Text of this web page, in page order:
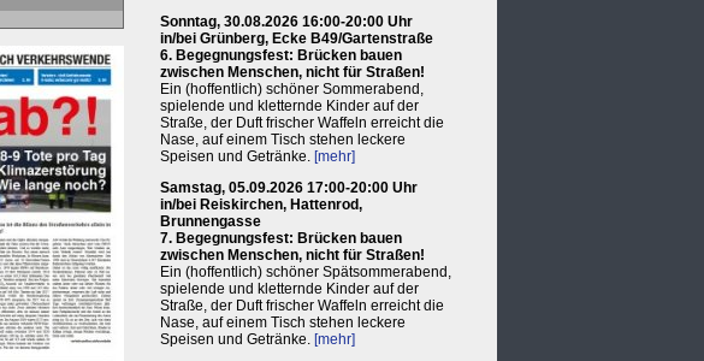
Sonntag, 30.08.2026 16:00-20:00 Uhr
in/bei Grünberg, Ecke B49/Gartenstraße
6. Begegnungsfest: Brücken bauen
zwischen Menschen, nicht für Straßen!
Ein (hoffentlich) schöner Sommerabend,
spielende und kletternde Kinder auf der
Straße, der Duft frischer Waffeln erreicht die
Nase, auf einem Tisch stehen leckere
Speisen und Getränke. [mehr]
Samstag, 05.09.2026 17:00-20:00 Uhr
in/bei Reiskirchen, Hattenrod,
Brunnengasse
7. Begegnungsfest: Brücken bauen
zwischen Menschen, nicht für Straßen!
Ein (hoffentlich) schöner Spätsommerabend,
spielende und kletternde Kinder auf der
Straße, der Duft frischer Waffeln erreicht die
Nase, auf einem Tisch stehen leckere
Speisen und Getränke. [mehr]